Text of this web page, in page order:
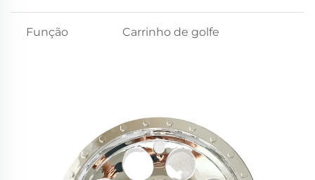
Função Carrinho de golfe